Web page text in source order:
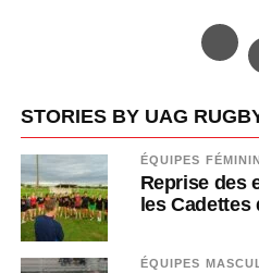
STORIES BY UAG
ÉQUIPES
Reprise des
les Cadettes
ÉQUIPES